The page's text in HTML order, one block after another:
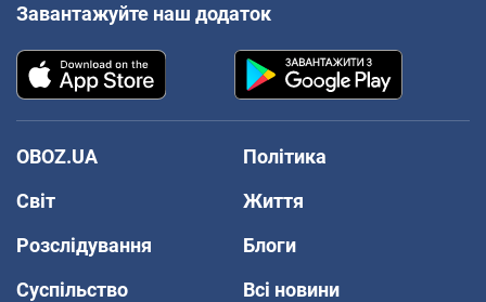
Завантажуйте наш додаток
OBOZ.UA
Політика
Світ
Життя
Розслідування
Блоги
Суспільство
Всі новини